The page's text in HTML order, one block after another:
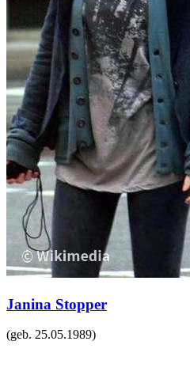
Janina Stopper
(geb. 25.05.1989)